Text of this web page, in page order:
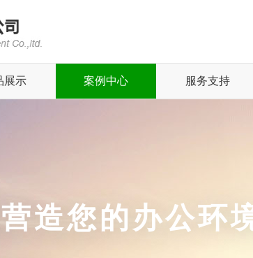
展示 案例中心 服务支持
营造您的办公环